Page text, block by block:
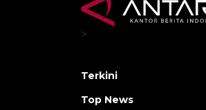
>
Terkini
Top News